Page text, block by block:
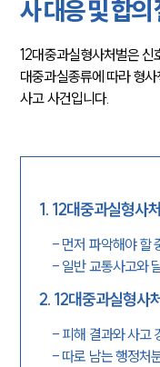
사 대응 및 합의
12대중과실형사처벌은 신
대중과실종류에 따라 형
사고 사건입니다.
1. 12대중과실형사
- 먼저 파악해야 할
- 일반 교통사고와
2. 12대중과실형사
- 피해 결과와 사고
- 따로 남는 행정처